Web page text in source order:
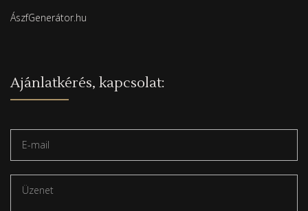
ÁszfGenerátor.hu
Ajánlatkérés, kapcsolat: